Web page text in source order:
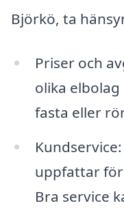
Björkö, ta
Priser och
olika
fasta eller
uppfattar
Bra service